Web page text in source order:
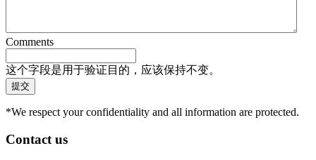
Comments
这个字段是用于验证目的，应该保持不变。
*We respect your confidentiality and all information are protected.
Contact us